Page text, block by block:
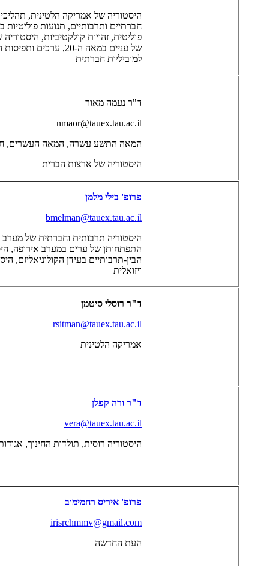
חברתיים ותרבותיים, תנועות
פוליטית, זהויות קולקטיביות,
של עניים במאה ה-20,
למוביליות חברתית
ד"ר נעמה מאור
nmaor@tauex.tau.ac.il
המאה התשע עשרה, המאה העשרים,
היסטוריה של ארצות הברית
פרופ' בילי מלמן
bmelman@tauex.tau.ac.il
היסטוריה תרבותית וחברתית של
התפתחותן של ערים במערב אירופה,
הבין-תרבותיים בעידן הקולוניאליזם,
ויזואלית
ד"ר רוסלי סיטמן
rsitman@tauex.tau.ac.il
אמריקה הלטינית
ד"ר ורה קפלן
vera@tauex.tau.ac.il
היסטוריה רוסית, תולדות החינוך,
פרופ' איריס רחמימוב
irisrchmmv@gmail.com
העת החדשה